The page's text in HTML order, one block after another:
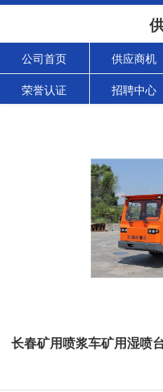
公司首页 供应商机
荣誉认证 招聘中心
长春矿用喷浆车矿用湿喷